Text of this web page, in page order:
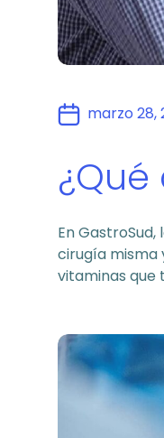
En
cirugía misma
vitaminas que
marzo 28,